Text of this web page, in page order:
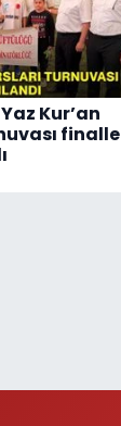
Kur’an
finalle